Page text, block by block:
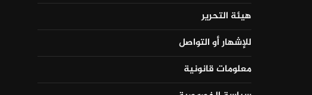
هيئة التحرير
للإشهار أو التواصل
معلومات قانونية